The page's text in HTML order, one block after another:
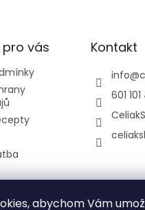
abychom Vám
vás
kartičky do
Kontakt
info@
601